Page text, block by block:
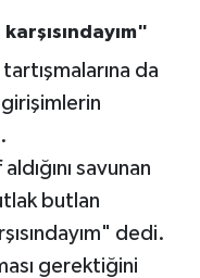
da
savunan
butlan
dedi.
gerektiğini